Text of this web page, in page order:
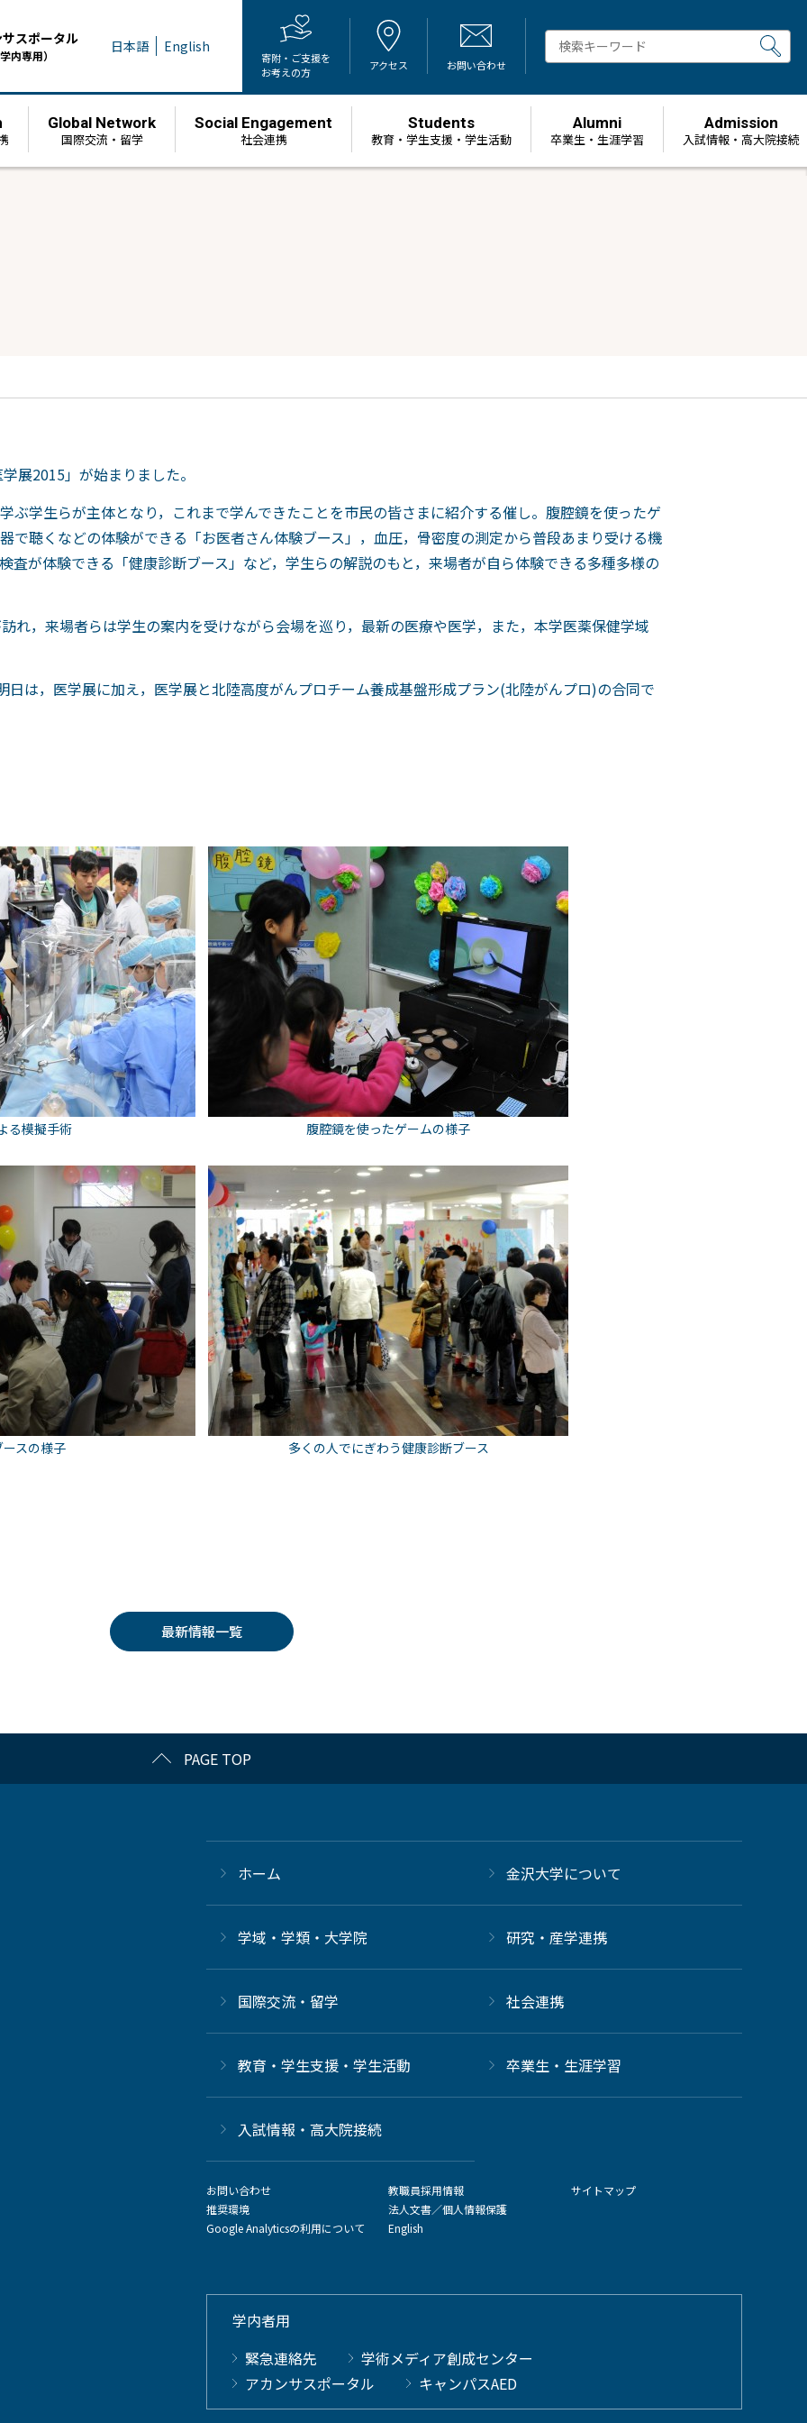
スポータル
内専用） 日本語 English
寄附・ご支援を
お考えの方
アクセス お問い合わせ
Global Network
国際交流・留学
Social Engagement
社会連携
Students
教育・学生支援・学生活動
Alumni
卒業生・生涯学習
Admission
⼊試情報・高大院接続
展2015」が始まりました。
ぶ学生らが主体となり，これまで学んできたことを市民の皆さまに紹介する催し。腹腔鏡を使ったゲ
で聴くなどの体験ができる「お医者さん体験ブース」，血圧，骨密度の測定から普段あまり受ける機
査が体験できる「健康診断ブース」など，学生らの解説のもと，来場者が自ら体験できる多種多様の
れ，来場者らは学生の案内を受けながら会場を巡り，最新の医療や医学，また，本学医薬保健学域
は，医学展に加え，医学展と北陸高度がんプロチーム養成基盤形成プラン(北陸がんプロ)の合同で
る模擬手術 腹腔鏡を使ったゲームの様子
スの様子 多くの人でにぎわう健康診断ブース
最新情報一覧
PAGE TOP
ホーム 金沢大学について
学域・学類・大学院 研究・産学連携
国際交流・留学 社会連携
教育・学生支援・学生活動 卒業生・生涯学習
⼊試情報・高大院接続
お問い合わせ
推奨環境
Google Analyticsの利用について
教職員採用情報
法人文書／個人情報保護
English
サイトマップ
学内者用
緊急連絡先
学術メディア創成センター
アカンサスポータル
キャンパスAED